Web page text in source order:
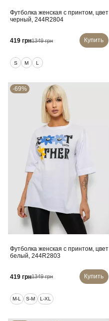
Футболка женская с принтом, цвет
черный, 244R2804
419 грн1349 грн Купить
S M L
-69%
Футболка женская с принтом, цвет
белый, 244R2803
419 грн1349 грн Купить
M-L S-M L-XL